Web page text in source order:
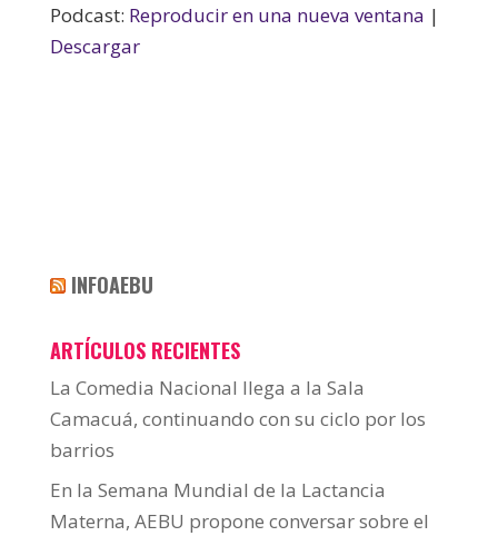
Podcast: Reproducir en una nueva ventana |
Descargar
INFOAEBU
ARTÍCULOS RECIENTES
La Comedia Nacional llega a la Sala
Camacuá, continuando con su ciclo por los
barrios
En la Semana Mundial de la Lactancia
Materna, AEBU propone conversar sobre el